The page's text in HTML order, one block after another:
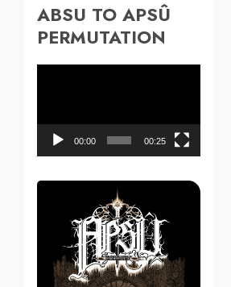
ABSU TO APSÛ
PERMUTATION
vídeo
00:00 00:25